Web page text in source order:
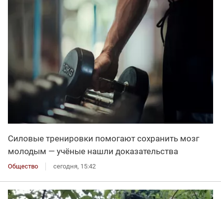
Силовые тренировки помогают сохранить мозг
молодым — учёные нашли доказательства
Общество сегодня, 15:42